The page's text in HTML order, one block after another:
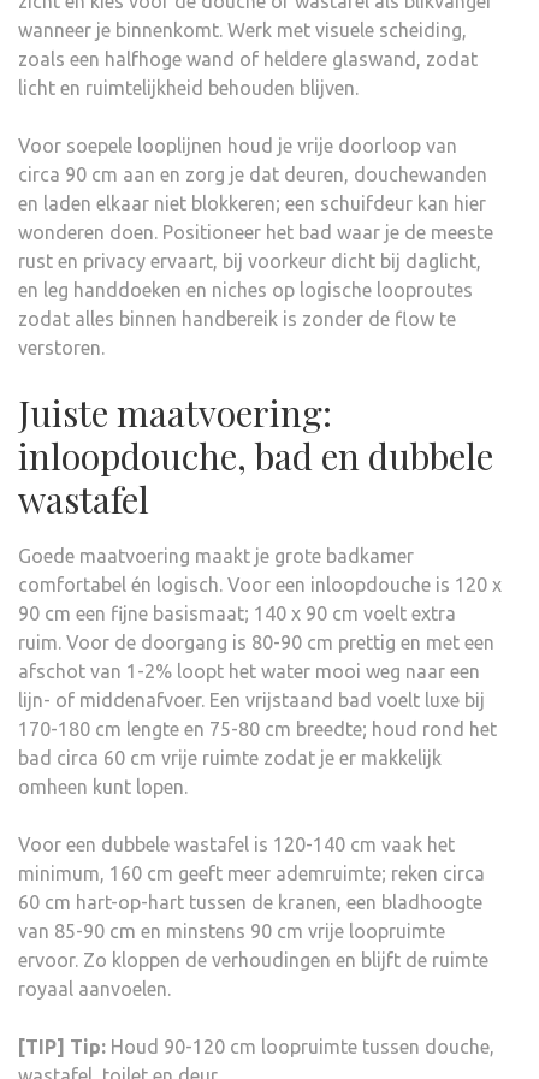
wanneer je binnenkomt. Werk met visuele scheiding,
zoals een halfhoge wand of heldere glaswand, zodat
licht en ruimtelijkheid behouden blijven.
Voor soepele looplijnen houd je vrije doorloop van
circa 90 cm aan en zorg je dat deuren, douchewanden
en laden elkaar niet blokkeren; een schuifdeur kan hier
wonderen doen. Positioneer het bad waar je de meeste
rust en privacy ervaart, bij voorkeur dicht bij daglicht,
en leg handdoeken en niches op logische looproutes
zodat alles binnen handbereik is zonder de flow te
verstoren.
Juiste maatvoering:
inloopdouche, bad en dubbele
wastafel
Goede maatvoering maakt je grote badkamer
comfortabel én logisch. Voor een inloopdouche is 120 x
90 cm een fijne basismaat; 140 x 90 cm voelt extra
ruim. Voor de doorgang is 80-90 cm prettig en met een
afschot van 1-2% loopt het water mooi weg naar een
lijn- of middenafvoer. Een vrijstaand bad voelt luxe bij
170-180 cm lengte en 75-80 cm breedte; houd rond het
bad circa 60 cm vrije ruimte zodat je er makkelijk
omheen kunt lopen.
Voor een dubbele wastafel is 120-140 cm vaak het
minimum, 160 cm geeft meer ademruimte; reken circa
60 cm hart-op-hart tussen de kranen, een bladhoogte
van 85-90 cm en minstens 90 cm vrije loopruimte
ervoor. Zo kloppen de verhoudingen en blijft de ruimte
royaal aanvoelen.
[TIP] Tip: Houd 90-120 cm loopruimte tussen douche,